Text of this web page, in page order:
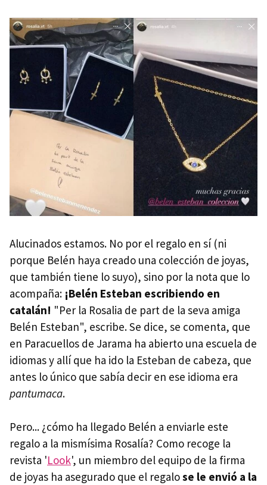
Alucinados estamos. No por el regalo en sí (ni
porque Belén haya creado una colección de joyas,
que también tiene lo suyo), sino por la nota que lo
acompaña: ¡Belén Esteban escribiendo en
catalán! "Per la Rosalia de part de la seva amiga
Belén Esteban", escribe. Se dice, se comenta, que
en Paracuellos de Jarama ha abierto una escuela de
idiomas y allí que ha ido la Esteban de cabeza, que
antes lo único que sabía decir en ese idioma era
pantumaca.
Pero... ¿cómo ha llegado Belén a enviarle este
regalo a la mismísima Rosalía? Como recoge la
revista 'Look', un miembro del equipo de la firma
de joyas ha asegurado que el regalose le envió a la